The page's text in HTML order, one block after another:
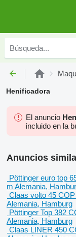
Henificadora
El anuncio
incluido en la
Anuncios
Pöttinger euro top
m Alemania,
Claas volto 45 COP
Alemania, Hamburg
Pöttinger Top 382
Alemania, Hamburg
Claas LINER 450